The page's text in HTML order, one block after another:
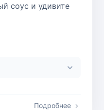
соус и удивите
Подробнее